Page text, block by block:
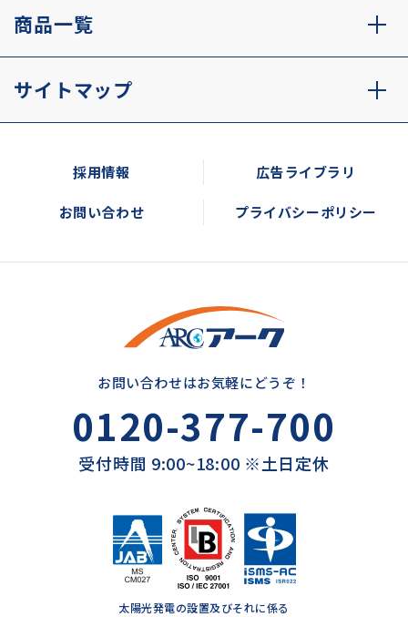
商品一覧
サイトマップ
採用情報 広告ライブラリ
お問い合わせ プライバシーポリシー
お問い合わせはお気軽にどうぞ！
0120-377-700
受付時間 9:00~18:00 ※土日定休
太陽光発電の設置及びそれに係る